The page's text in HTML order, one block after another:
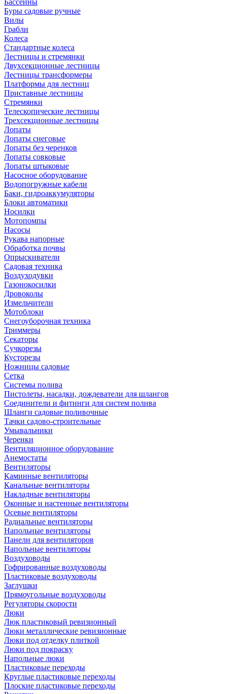
Бассейны
Буры садовые ручные
Вилы
Грабли
Колеса
Стандартные колеса
Лестницы и стремянки
Двухсекционные лестницы
Лестницы трансформеры
Платформы для лестниц
Приставные лестницы
Стремянки
Телескопические лестницы
Трехсекционные лестницы
Лопаты
Лопаты снеговые
Лопаты без черенков
Лопаты совковые
Лопаты штыковые
Насосное оборудование
Водопогружные кабели
Баки, гидроаккумуляторы
Блоки автоматики
Носилки
Мотопомпы
Насосы
Рукава напорные
Обработка почвы
Опрыскиватели
Садовая техника
Воздуходувки
Газонокосилки
Дровоколы
Измельчители
Мотоблоки
Снегоуборочная техника
Триммеры
Секаторы
Сучкорезы
Кусторезы
Ножницы садовые
Сетка
Системы полива
Пистолеты, насадки, дождеватели для шлангов
Соединители и фитинги для систем полива
Шланги садовые поливочные
Тачки садово-строительные
Умывальники
Черенки
Вентиляционное оборудование
Анемостаты
Вентиляторы
Каминные вентиляторы
Канальные вентиляторы
Накладные вентиляторы
Оконные и настенные вентиляторы
Осевые вентиляторы
Радиальные вентиляторы
Напольные вентиляторы
Панели для вентиляторов
Напольные вентиляторы
Воздуховоды
Гофрированные воздуховоды
Пластиковые воздуховоды
Заглушки
Прямоугольные воздуховоды
Регуляторы скорости
Люки
Люк пластиковый ревизионный
Люки металлические ревизионные
Люки под отделку плиткой
Люки под покраску
Напольные люки
Пластиковые переходы
Круглые пластиковые переходы
Плоские пластиковые переходы